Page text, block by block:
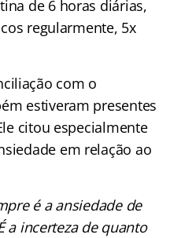
de 6 horas diárias,
regularmente, 5x
com o
estiveram presentes
citou especialmente
em relação ao
é a ansiedade de
a incerteza de quanto